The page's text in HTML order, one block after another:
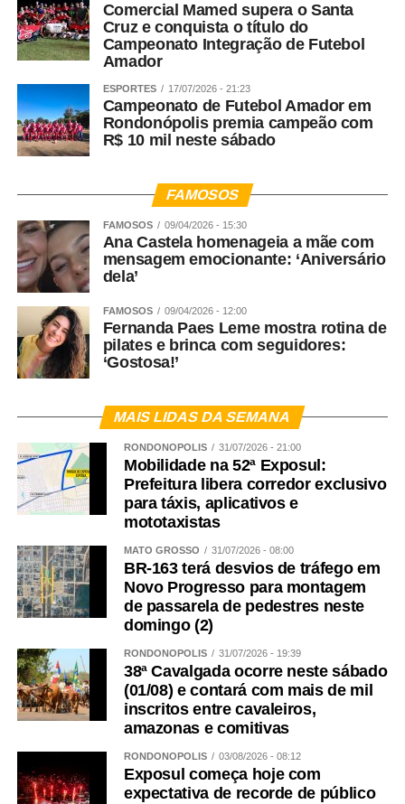
Comercial Mamed supera o Santa
Cruz e conquista o título do
Campeonato Integração de Futebol
Amador
ESPORTES 17/07/2026 - 21:23
Campeonato de Futebol Amador em
Rondonópolis premia campeão com
R$ 10 mil neste sábado
FAMOSOS
FAMOSOS 09/04/2026 - 15:30
Ana Castela homenageia a mãe com
mensagem emocionante: ‘Aniversário
dela’
FAMOSOS 09/04/2026 - 12:00
Fernanda Paes Leme mostra rotina de
pilates e brinca com seguidores:
‘Gostosa!’
MAIS LIDAS DA SEMANA
RONDONÓPOLIS 31/07/2026 - 21:00
Mobilidade na 52ª Exposul:
Prefeitura libera corredor exclusivo
para táxis, aplicativos e
mototaxistas
MATO GROSSO 31/07/2026 - 08:00
BR-163 terá desvios de tráfego em
Novo Progresso para montagem
de passarela de pedestres neste
domingo (2)
RONDONÓPOLIS 31/07/2026 - 19:39
38ª Cavalgada ocorre neste sábado
(01/08) e contará com mais de mil
inscritos entre cavaleiros,
amazonas e comitivas
RONDONÓPOLIS 03/08/2026 - 08:12
Exposul começa hoje com
expectativa de recorde de público